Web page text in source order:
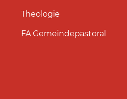
Theologie
FA Gemeindepastoral